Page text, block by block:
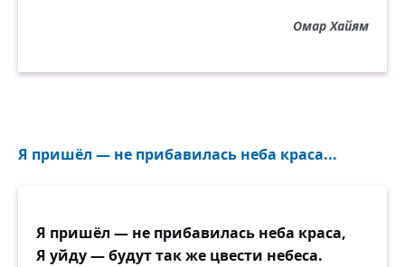
Омар Хайям
Я пришёл — не прибавилась неба краса...
Я пришёл — не прибавилась неба краса,
Я уйду — будут так же цвести небеса.